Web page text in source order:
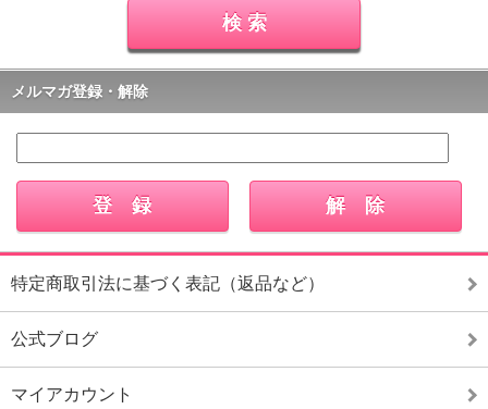
メルマガ登録・解除
特定商取引法に基づく表記（返品など）
公式ブログ
マイアカウント